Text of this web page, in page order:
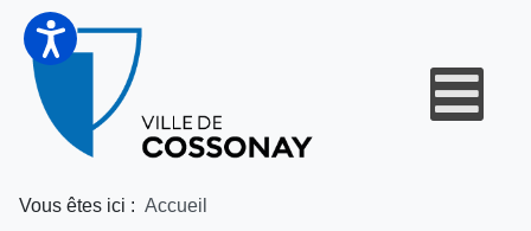
Vous êtes ici : Accueil